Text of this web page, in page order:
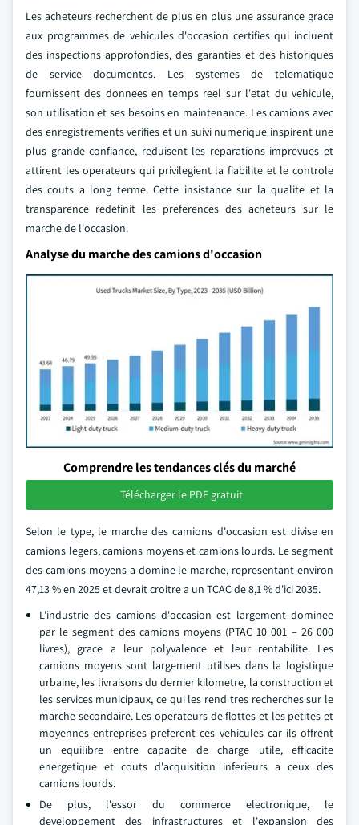
Les acheteurs recherchent de plus en plus une assurance grace
aux programmes de vehicules d'occasion certifies qui incluent
des inspections approfondies, des garanties et des historiques
de service documentes. Les systemes de telematique
fournissent des donnees en temps reel sur l'etat du vehicule,
son utilisation et ses besoins en maintenance. Les camions avec
des enregistrements verifies et un suivi numerique inspirent une
plus grande confiance, reduisent les reparations imprevues et
attirent les operateurs qui privilegient la fiabilite et le controle
des couts a long terme. Cette insistance sur la qualite et la
transparence redefinit les preferences des acheteurs sur le
marche de l'occasion.
Analyse du marche des camions d'occasion
Comprendre les tendances clés du marché
Télécharger le PDF gratuit
Selon le type, le marche des camions d'occasion est divise en
camions legers, camions moyens et camions lourds. Le segment
des camions moyens a domine le marche, representant environ
47,13 % en 2025 et devrait croitre a un TCAC de 8,1 % d'ici 2035.
L'industrie des camions d'occasion est largement dominee
par le segment des camions moyens (PTAC 10 001 – 26 000
livres), grace a leur polyvalence et leur rentabilite. Les
camions moyens sont largement utilises dans la logistique
urbaine, les livraisons du dernier kilometre, la construction et
les services municipaux, ce qui les rend tres recherches sur le
marche secondaire. Les operateurs de flottes et les petites et
moyennes entreprises preferent ces vehicules car ils offrent
un equilibre entre capacite de charge utile, efficacite
energetique et couts d'acquisition inferieurs a ceux des
camions lourds.
De plus, l'essor du commerce electronique, le
developpement des infrastructures et l'expansion des